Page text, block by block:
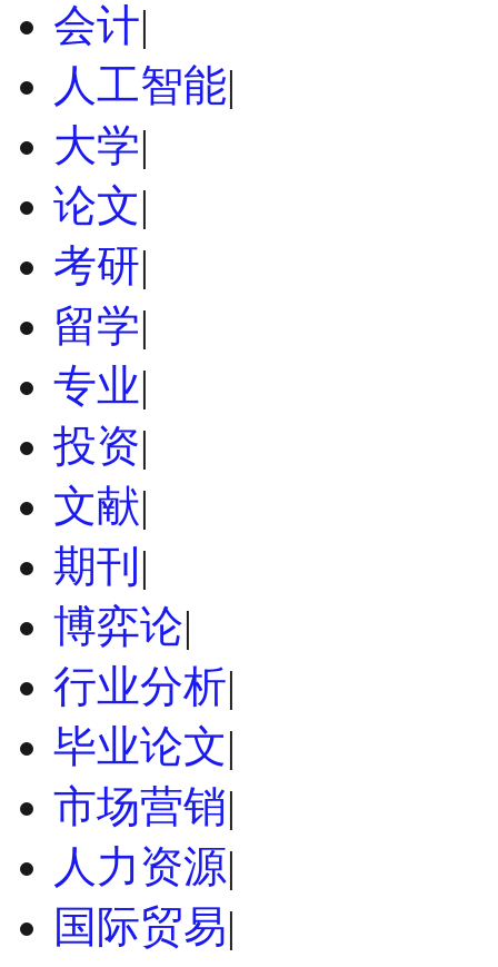
会计|
人工智能|
大学|
论文|
考研|
留学|
专业|
投资|
文献|
期刊 |
博弈论|
行业分析|
毕业论文|
市场营销|
人力资源|
国际贸易|